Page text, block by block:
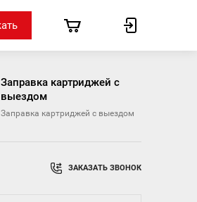
Заправка картриджей с
выездом
Заправка картриджей с выездом
ЗАКАЗАТЬ ЗВОНОК